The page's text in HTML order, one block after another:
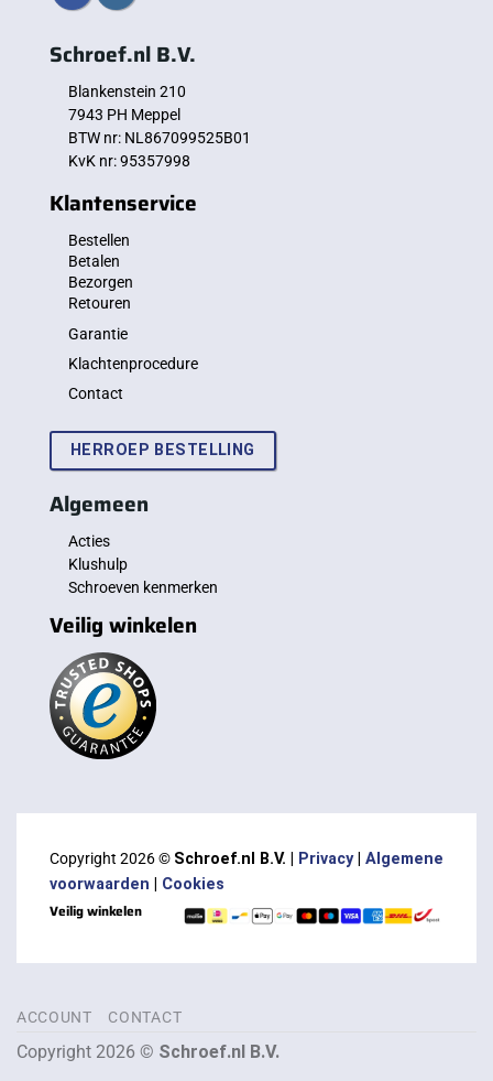
Schroef.nl B.V.
Blankenstein 210
7943 PH Meppel
BTW nr: NL867099525B01
KvK nr: 95357998
Klantenservice
Bestellen
Betalen
Bezorgen
Retouren
Garantie
Klachtenprocedure
Contact
HERROEP BESTELLING
Algemeen
Acties
Klushulp
Schroeven kenmerken
Veilig winkelen
Copyright 2026 © Schroef.nl B.V. | Privacy| Algemene
voorwaarden
Cookies
Veilig winkelen
ACCOUNT CONTACT
Copyright 2026 © Schroef.nl B.V.